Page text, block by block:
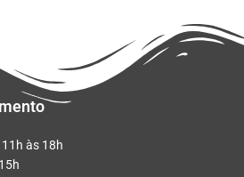
às 18h